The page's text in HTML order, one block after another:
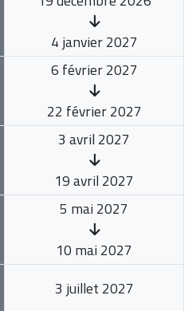
4 janvier 2027
6 février 2027
22 février 2027
3 avril 2027
19 avril 2027
5 mai 2027
10 mai 2027
3 juillet 2027